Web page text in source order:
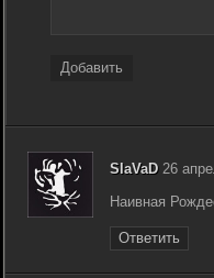
Добавить
SlaVaD26
Наивная
Ответить